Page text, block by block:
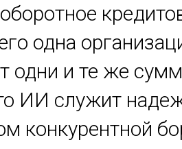
одна
одни и те же
ИИ служит
конкурентной